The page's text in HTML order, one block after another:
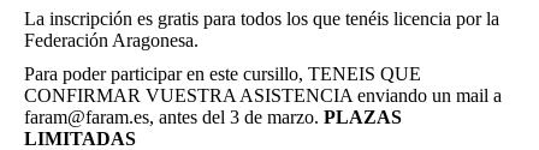
La inscripción es gratis para todos los que tenéis licencia por la
Federación Aragonesa.
Para poder participar en este cursillo, TENEIS QUE
CONFIRMAR VUESTRA ASISTENCIA enviando un mail a
faram@faram.es, antes del 3 de marzo. PLAZAS
LIMITADAS